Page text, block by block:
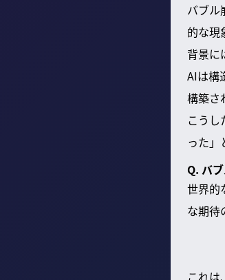
バブル
的な現
背景に
AIは構
構築さ
こうし
った」
Q. バ
世界的
な期待